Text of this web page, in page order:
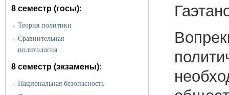
8 семестр (госы):
» Теория политики
» Сравнительная
политология
8 семестр (экзамены):
» Национальная безопасность